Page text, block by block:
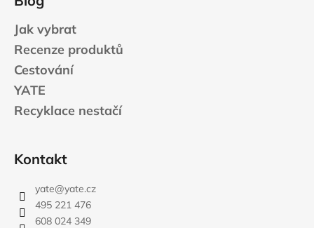
Jak vybrat
Recenze produktů
Cestování
YATE
Recyklace nestačí
Kontakt
yate@yate.cz
495 221 476
608 024 349